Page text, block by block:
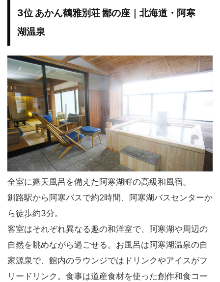
3位 あかん鶴雅別荘 鄙の座｜北海道・阿寒
湖温泉
全室に露天風呂を備えた阿寒湖畔の高級和風宿。
釧路駅から阿寒バスで約2時間、阿寒湖バスセンターか
ら徒歩約3分。
客室はそれぞれ異なる趣の和洋室で、阿寒湖や周辺の
自然を眺めながら過ごせる。お風呂は阿寒湖温泉の自
家源泉で、館内のラウンジではドリンクやアイスがフ
リードリンク。食事は道産食材を使った創作和食コー